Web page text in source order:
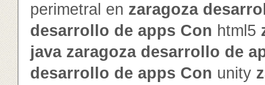
perimetral en zaragoza de
desarrollo de apps Con html5
java zaragoza desarrollo de
desarrollo de apps Con unity